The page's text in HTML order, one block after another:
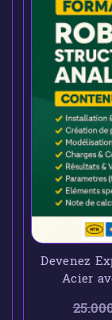
Devenez
Acier